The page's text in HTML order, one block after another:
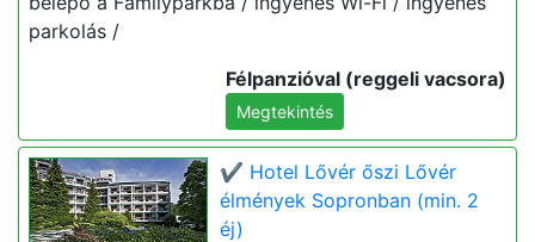
parkolás /
Félpanzióval (reggeli vacsora)
Megtekintés
✔️ Hotel Lővér őszi Lővér
élmények Sopronban (min. 2
éj)